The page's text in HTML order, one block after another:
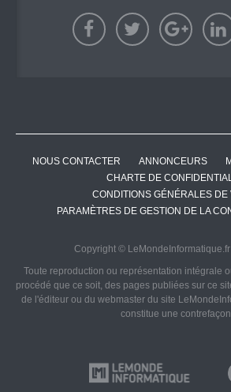
NOUS CONTACTER ANNONCEURS
CHARTE DE
CONDITIONS GÉNÉRALES DE
PARAMÈTRES DE GESTION DE LA
Copyright ©
Toute reproduction ou représentation intégrale
procédé que ce soit, des pages publiées sur ce
de l'éditeur ou du webmaster du site
constitue une